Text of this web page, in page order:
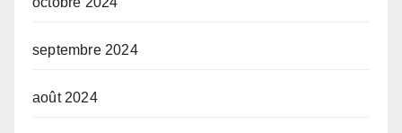
septembre 2024
août 2024